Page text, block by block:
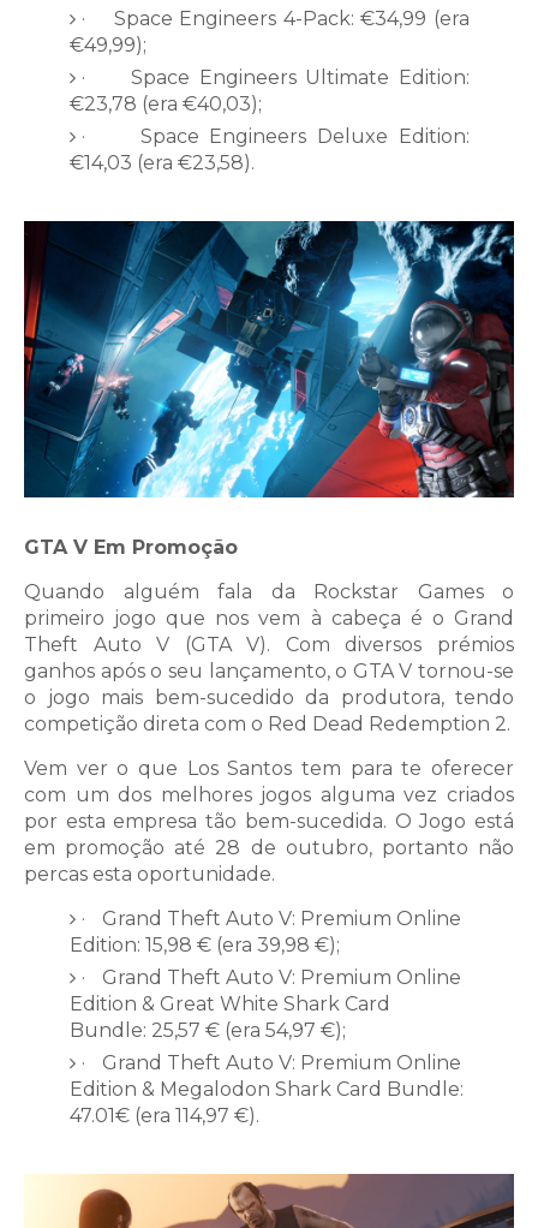
·
Space Engineers 4-Pack:€34,99 (era
€49,99);
·
Space Engineers Ultimate Edition:
€23,78 (era €40,03);
·
Space Engineers Deluxe Edition:
€14,03 (era €23,58).
GTA V Em Promoção
Quando alguém fala da Rockstar Games o
primeiro jogo que nos vem à cabeça é o Grand
Theft Auto V (GTA V). Com diversos prémios
ganhos após o seu lançamento, o GTA V tornou-se
o jogo mais bem-sucedido da produtora, tendo
competição direta com o Red Dead Redemption 2.
Vem ver o que Los Santos tem para te oferecer
com um dos melhores jogos alguma vez criados
por esta empresa tão bem-sucedida. O Jogo está
em promoção até 28 de outubro, portanto não
percas esta oportunidade.
·
Grand Theft Auto V: Premium Online
Edition: 15,98 € (era 39,98 €);
·
Grand Theft Auto V: Premium Online
Edition & Great White Shark Card
Bundle: 25,57 € (era 54,97 €);
·
Grand Theft Auto V: Premium Online
Edition & Megalodon Shark Card Bundle:
47.01€ (era 114,97 €).